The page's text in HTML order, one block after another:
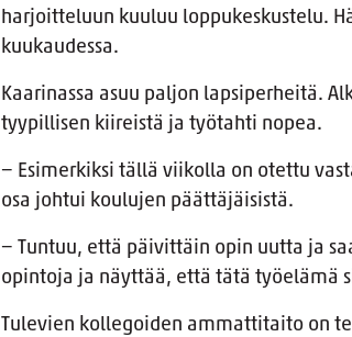
harjoitteluun kuuluu loppukeskustelu.
kuukaudessa.
Kaarinassa asuu paljon lapsiperheitä.
tyypillisen kiireistä ja työtahti nopea.
− Esimerkiksi tällä viikolla on otettu
osa johtui koulujen päättäjäisistä.
− Tuntuu, että päivittäin opin uutta ja
opintoja ja näyttää, että tätä työelämä
Tulevien kollegoiden ammattitaito on